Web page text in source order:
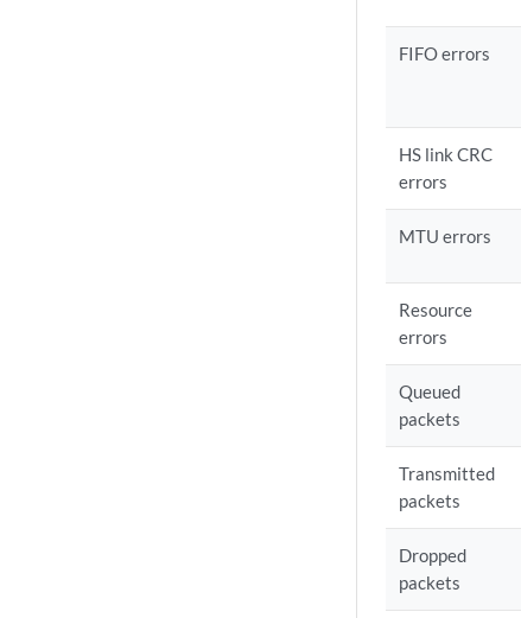
FIFO errors
HS link CRC
errors
MTU errors
Resource
errors
Queued
packets
Transmitted
packets
Dropped
packets